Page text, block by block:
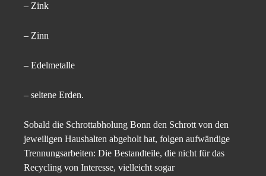
– Zink
– Zinn
– Edelmetalle
– seltene Erden.
Sobald die Schrottabholung Bonn den Schrott von den
jeweiligen Haushalten abgeholt hat, folgen aufwändige
Trennungsarbeiten: Die Bestandteile, die nicht für das
Recycling von Interesse, vielleicht sogar